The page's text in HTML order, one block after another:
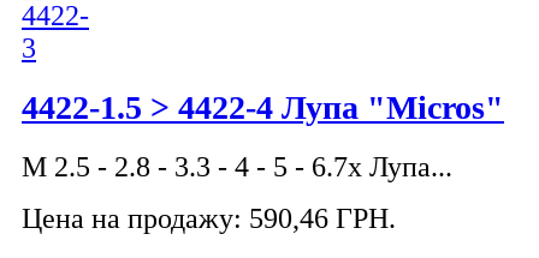
4422-1.5 > 4422-4 Лупа "Micros"
M 2.5 - 2.8 - 3.3 - 4 - 5 - 6.7x Лупа...
Цена на продажу: 590,46 ГРН.